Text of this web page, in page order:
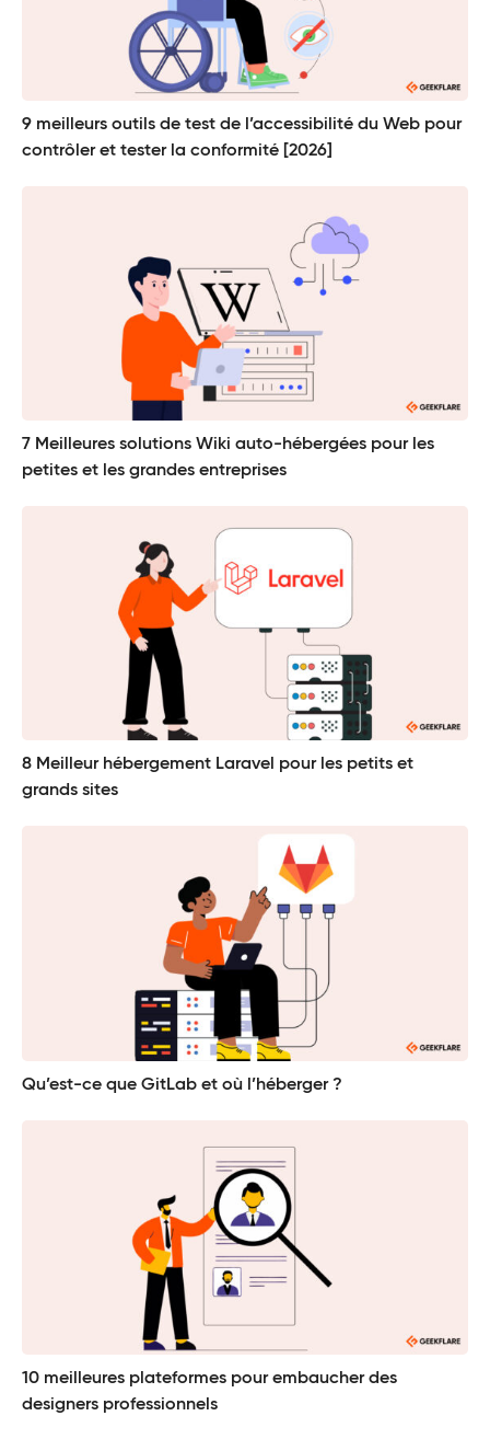
9 meilleurs outils de test de l’accessibilité du Web pour
contrôler et tester la conformité [2026]
7 Meilleures solutions Wiki auto-hébergées pour les
petites et les grandes entreprises
8 Meilleur hébergement Laravel pour les petits et
grands sites
Qu’est-ce que GitLab et où l’héberger ?
10 meilleures plateformes pour embaucher des
designers professionnels